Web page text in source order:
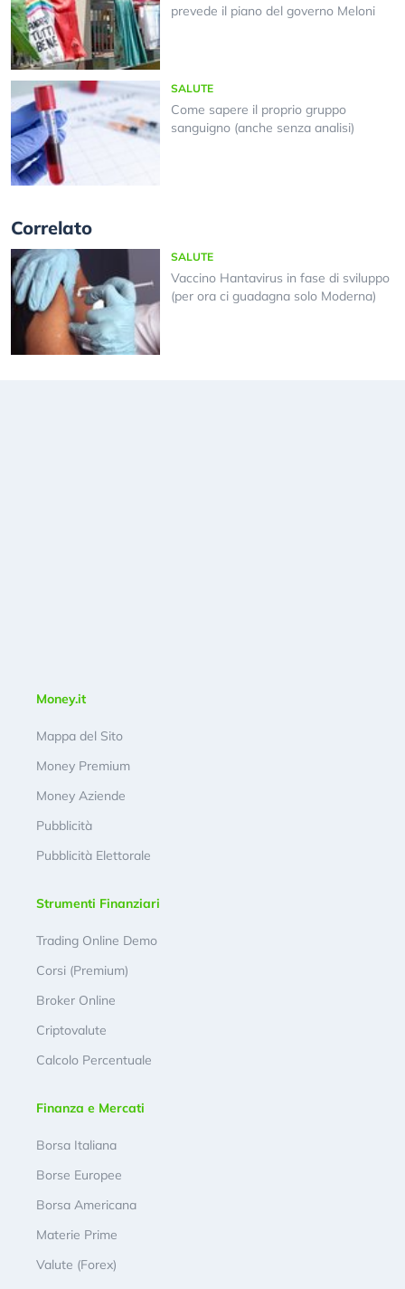
prevede il piano del governo Meloni
SALUTE
Come sapere il proprio gruppo
sanguigno (anche senza analisi)
Correlato
SALUTE
Vaccino Hantavirus in fase di sviluppo
(per ora ci guadagna solo Moderna)
Money.it
Mappa del Sito
Money Premium
Money Aziende
Pubblicità
Pubblicità Elettorale
Strumenti Finanziari
Trading Online Demo
Corsi (Premium)
Broker Online
Criptovalute
Calcolo Percentuale
Finanza e Mercati
Borsa Italiana
Borse Europee
Borsa Americana
Materie Prime
Valute (Forex)